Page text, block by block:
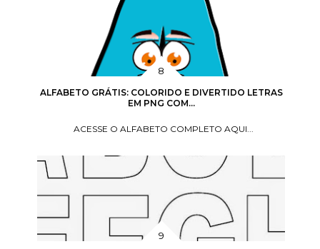
ALFABETO GRÁTIS: COLORIDO E DIVERTIDO LETRAS
EM PNG COM...
ACESSE O ALFABETO COMPLETO AQUI...